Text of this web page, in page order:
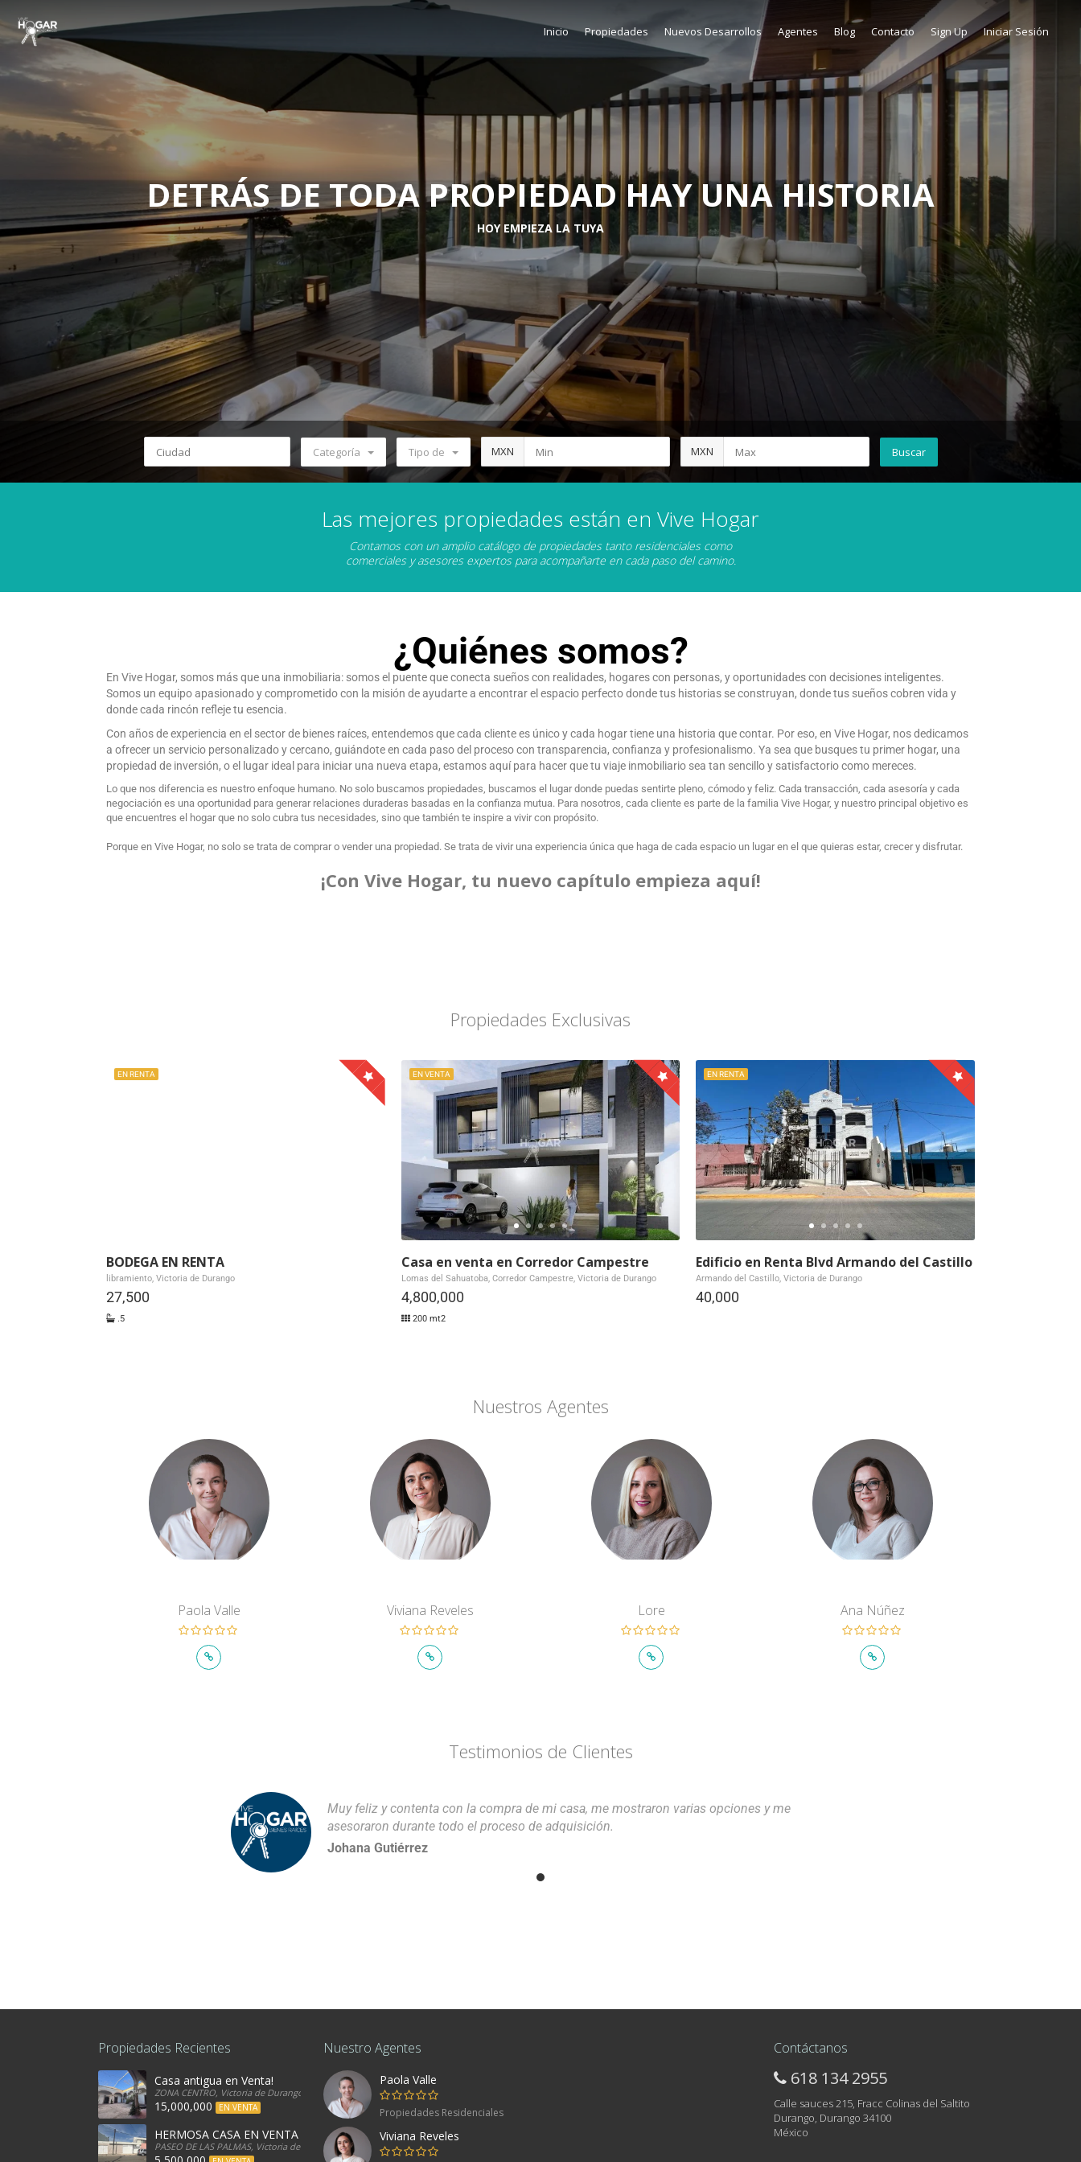
Sign Up Iniciar Sesión
Inicio Propiedades Nuevos Desarrollos Agentes Blog Contacto
DETRÁS DE TODA PROPIEDAD HAY UNA HISTORIA
HOY EMPIEZA LA TUYA
Categoría Tipo de MXN MXN
Las mejores propiedades están en Vive Hogar
Contamos con un amplio catálogo de propiedades tanto residenciales como
comerciales y asesores expertos para acompañarte en cada paso del camino.
¿Quiénes somos?
En Vive Hogar, somos más que una inmobiliaria: somos el puente que conecta sueños con realidades, hogares con personas, y oportunidades con decisiones inteligentes.
Somos un equipo apasionado y comprometido con la misión de ayudarte a encontrar el espacio perfecto donde tus historias se construyan, donde tus sueños cobren vida y
donde cada rincón refleje tu esencia.
Con años de experiencia en el sector de bienes raíces, entendemos que cada cliente es único y cada hogar tiene una historia que contar. Por eso, en Vive Hogar, nos dedicamos
a ofrecer un servicio personalizado y cercano, guiándote en cada paso del proceso con transparencia, confianza y profesionalismo. Ya sea que busques tu primer hogar, una
propiedad de inversión, o el lugar ideal para iniciar una nueva etapa, estamos aquí para hacer que tu viaje inmobiliario sea tan sencillo y satisfactorio como mereces.
Lo que nos diferencia es nuestro enfoque humano. No solo buscamos propiedades, buscamos el lugar donde puedas sentirte pleno, cómodo y feliz. Cada transacción, cada asesoría y cada
negociación es una oportunidad para generar relaciones duraderas basadas en la confianza mutua. Para nosotros, cada cliente es parte de la familia Vive Hogar, y nuestro principal objetivo es
que encuentres el hogar que no solo cubra tus necesidades, sino que también te inspire a vivir con propósito.
Porque en Vive Hogar, no solo se trata de comprar o vender una propiedad. Se trata de vivir una experiencia única que haga de cada espacio un lugar en el que quieras estar, crecer y disfrutar.
¡Con Vive Hogar, tu nuevo capítulo empieza aquí!
Propiedades Exclusivas
EN RENTA
BODEGA EN RENTA
libramiento, Victoria de Durango
27,500
.5
EN VENTA
Casa en venta en Corredor Campestre
Lomas del Sahuatoba, Corredor Campestre, Victoria de Durango
4,800,000
200 mt2
EN RENTA
Edificio en Renta Blvd Armando del Castillo
Armando del Castillo, Victoria de Durango
40,000
Nuestros Agentes
Paola Valle Viviana Reveles Lore Ana Núñez
Testimonios de Clientes
Muy feliz y contenta con la compra de mi casa, me mostraron varias opciones y me
asesoraron durante todo el proceso de adquisición.
Johana Gutiérrez
Propiedades Recientes
Casa antigua en Venta!
ZONA CENTRO, Victoria de Durango, 34080, Mexico
15,000,000 EN VENTA
HERMOSA CASA EN VENTA
PASEO DE LAS PALMAS, Victoria de Durango, 34080, Mexico
Nuestro Agentes
Paola Valle
Propiedades Residenciales
Viviana Reveles
Contáctanos
618 134 2955
Calle sauces 215, Fracc Colinas del Saltito
Durango, Durango 34100
México